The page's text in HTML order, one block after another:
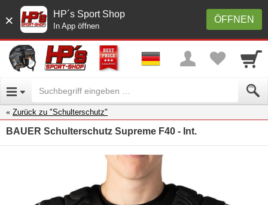
× ÖFFNEN
HP´s Sport Shop
In App öffnen
Zurück zu "Schulterschutz"
BAUER Schulterschutz Supreme F40 - Int.